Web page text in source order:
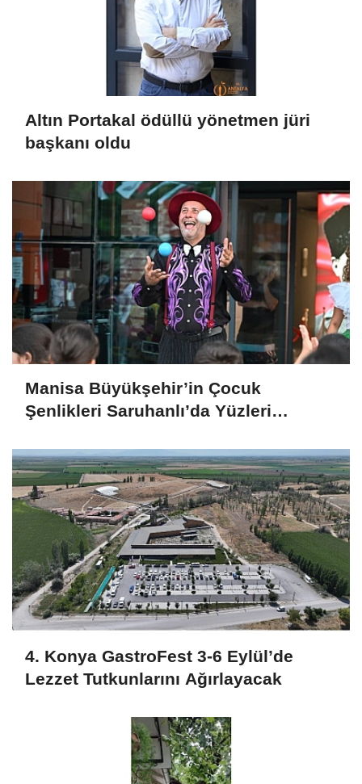
Altın Portakal ödüllü yönetmen jüri
başkanı oldu
Manisa Büyükşehir’in Çocuk
Şenlikleri Saruhanlı’da Yüzleri
4. Konya GastroFest 3-6 Eylül’de
Lezzet Tutkunlarını Ağırlayacak